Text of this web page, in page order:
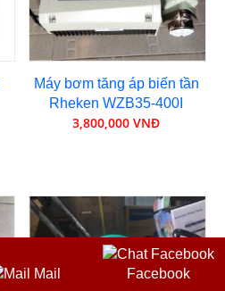
Mail Facebook
Máy bơm tăng áp biến tần
Rheken WZB35-400I
3,800,000 VNĐ